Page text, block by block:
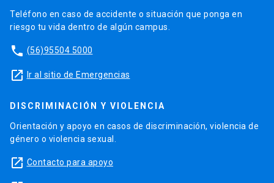
Teléfono en caso de accidente o situación que ponga en
riesgo tu vida dentro de algún campus.
phone (56)95504 5000
launch Ir al sitio de Emergencias
DISCRIMINACIÓN Y VIOLENCIA
Orientación y apoyo en casos de discriminación, violencia de
género o violencia sexual.
launch Contacto para apoyo